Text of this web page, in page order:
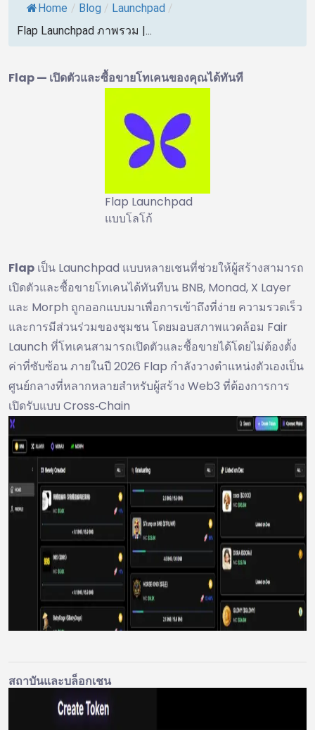
Home / Blog / Launchpad /
Flap Launchpad ภาพรวม |...
Flap — เปิดตัวและซื้อขายโทเคนของคุณได้ทันที
Flap Launchpad
แบบโลโก้
Flap เป็น Launchpad แบบหลายเชนที่ช่วยให้ผู้สร้างสามารถ
เปิดตัวและซื้อขายโทเคนได้ทันทีบน BNB, Monad, X Layer
และ Morph ถูกออกแบบมาเพื่อการเข้าถึงที่ง่าย ความรวดเร็ว
และการมีส่วนร่วมของชุมชน โดยมอบสภาพแวดล้อม Fair
Launch ที่โทเคนสามารถเปิดตัวและซื้อขายได้โดยไม่ต้องตั้ง
ค่าที่ซับซ้อน ภายในปี 2026 Flap กำลังวางตำแหน่งตัวเองเป็น
ศูนย์กลางที่หลากหลายสำหรับผู้สร้าง Web3 ที่ต้องการการ
เปิดรับแบบ Cross‑Chain
สถาบันและบล็อกเชน